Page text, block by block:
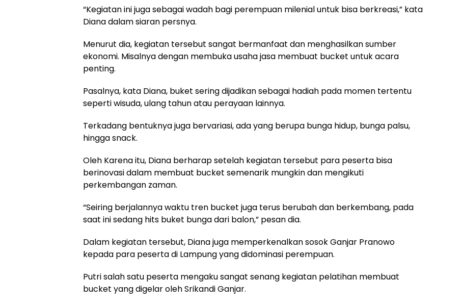
“Kegiatan ini juga sebagai wadah bagi perempuan milenial untuk bisa berkreasi,” kata
Diana dalam siaran persnya.
Menurut dia, kegiatan tersebut sangat bermanfaat dan menghasilkan sumber
ekonomi. Misalnya dengan membuka usaha jasa membuat bucket untuk acara
penting.
Pasalnya, kata Diana, buket sering dijadikan sebagai hadiah pada momen tertentu
seperti wisuda, ulang tahun atau perayaan lainnya.
Terkadang bentuknya juga bervariasi, ada yang berupa bunga hidup, bunga palsu,
hingga snack.
Oleh Karena itu, Diana berharap setelah kegiatan tersebut para peserta bisa
berinovasi dalam membuat bucket semenarik mungkin dan mengikuti
perkembangan zaman.
“Seiring berjalannya waktu tren bucket juga terus berubah dan berkembang, pada
saat ini sedang hits buket bunga dari balon,” pesan dia.
Dalam kegiatan tersebut, Diana juga memperkenalkan sosok Ganjar Pranowo
kepada para peserta di Lampung yang didominasi perempuan.
Putri salah satu peserta mengaku sangat senang kegiatan pelatihan membuat
bucket yang digelar oleh Srikandi Ganjar.